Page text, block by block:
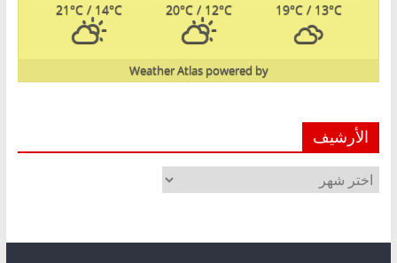
19°C/ 13°C
20°C / 12°C
21°C / 14°C
powered by
Weather Atlas
الأرشيف
الأرشيف